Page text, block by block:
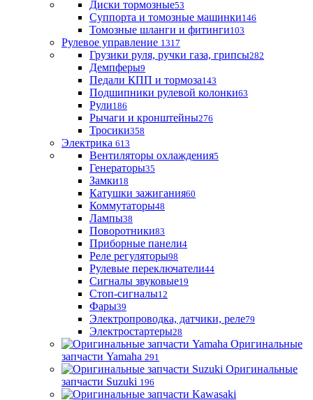
Диски тормозные53
Суппорта и томозные машинки146
Томозные шланги и фитинги103
Рулевое управление 1317
Грузики руля, ручки газа, грипсы282
Демпферы9
Педали КПП и тормоза143
Подшипники рулевой колонки63
Рули186
Рычаги и кронштейны276
Тросики358
Электрика 613
Вентиляторы охлаждения5
Генераторы35
Замки18
Катушки зажигания60
Коммутаторы48
Лампы38
Поворотники83
Приборные панели4
Реле регуляторы98
Рулевые переключатели44
Сигналы звуковые19
Стоп-сигналы12
Фары39
Электропроводка, датчики, реле79
Электростартеры28
Оригинальные
запчасти Yamaha 291
Оригинальные
запчасти Suzuki 196